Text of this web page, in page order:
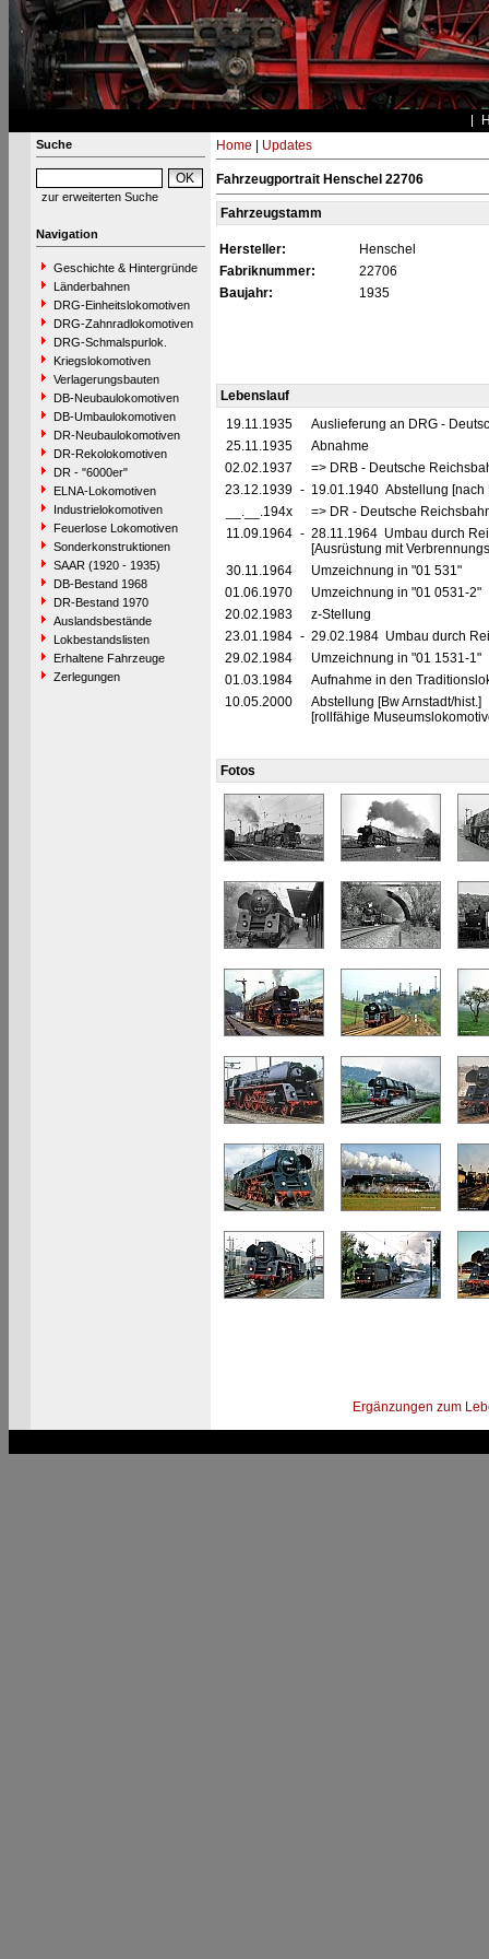
Suche
zur erweiterten Suche
Navigation
Geschichte & Hintergründe
Länderbahnen
DRG-Einheitslokomotiven
DRG-Zahnradlokomotiven
DRG-Schmalspurlok.
Kriegslokomotiven
Verlagerungsbauten
DB-Neubaulokomotiven
DB-Umbaulokomotiven
DR-Neubaulokomotiven
DR-Rekolokomotiven
DR - "6000er"
ELNA-Lokomotiven
Industrielokomotiven
Feuerlose Lokomotiven
Sonderkonstruktionen
SAAR (1920 - 1935)
DB-Bestand 1968
DR-Bestand 1970
Auslandsbestände
Lokbestandslisten
Erhaltene Fahrzeuge
Zerlegungen
Home Updates
Fahrzeugportrait Henschel 22706
Fahrzeugstamm
Hersteller:
Henschel
Fabriknummer:
22706
Baujahr:
1935
Lebenslauf
19.11.1935
Auslieferung an DRG -
25.11.1935
Abnahme
02.02.1937
=> DRB - Deutsche
23.12.1939 - 19.01.1940 Abstellung [nach
__.__.194x
=> DR - Deutsche
11.09.1964 - 28.11.1964 Umbau durch
[Ausrüstung mit
30.11.1964
Umzeichnung in "01 531"
01.06.1970
Umzeichnung in "01 0531-2"
20.02.1983
z-Stellung
23.01.1984 - 29.02.1984 Umbau durch
29.02.1984
Umzeichnung in "01 1531-1"
01.03.1984
Aufnahme in den
10.05.2000
Abstellung [Bw Arnstadt/hist.]
[rollfähige
Fotos
Ergänzungen zum